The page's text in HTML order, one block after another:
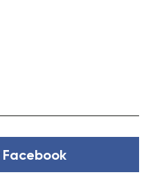
Facebook